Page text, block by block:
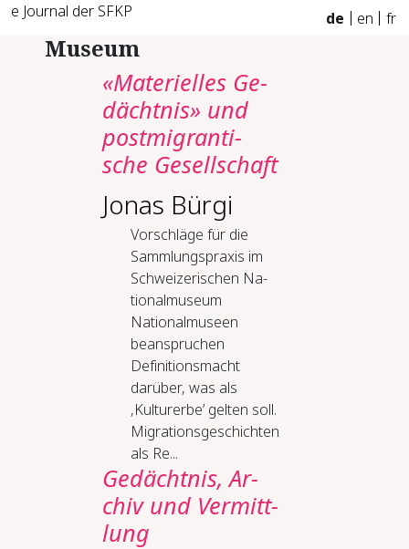
e Journal der SFKP de en fr
Museum
«Ma­te­ri­el­les Ge­
dächt­nis» und
post­mi­gran­ti­
sche Ge­sell­schaft
Jonas Bürgi
Vor­schlä­ge für die
Samm­lungs­pra­xis im
Schwei­ze­ri­schen Na­
tio­nal­mu­seum
Nationalmuseen
beanspruchen
Definitionsmacht
darüber, was als
‚Kulturerbe’ gelten soll.
Migrationsgeschichten
als Re...
Ge­dächt­nis, Ar­
chiv und Ver­mitt­
lung